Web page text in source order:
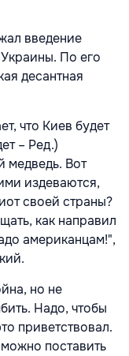
введение
По его
десантная
что Киев будет
– Ред.)
медведь. Вот
издеваются,
своей страны?
как направил
американцам!",
но не
Надо, чтобы
приветствовал.
поставить